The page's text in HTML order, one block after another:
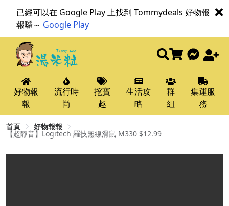
已經可以在 Google Play 上找到 Tommydeals 好物報
報囉～ Google Play
好物報
報
流行時
尚
挖寶
趣
生活攻
略
群
組
集運服
務
首頁 好物報報
【超靜音】Logitech 羅技無線滑鼠 M330 $12.99